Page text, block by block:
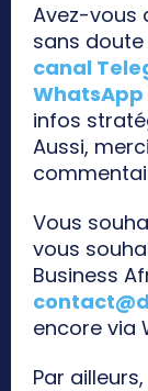
Avez-vous
sans doute
canal
WhatsApp
infos
Aussi,
Vous
vous
Business
encore via
Par